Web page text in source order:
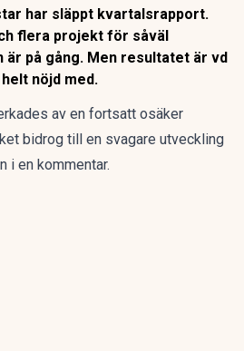
har släppt kvartalsrapport.
flera projekt för såväl
är på gång. Men resultatet är vd
nöjd med.
av en fortsatt osäker
bidrog till en svagare utveckling
i en kommentar.